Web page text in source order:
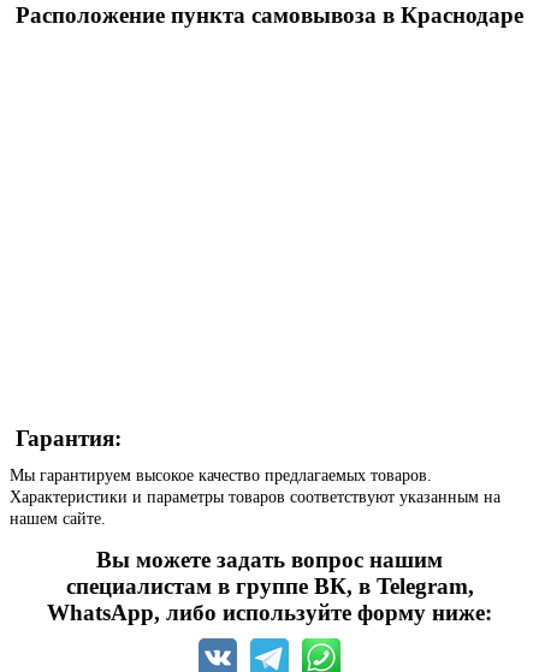
Расположение пункта самовывоза в Краснодаре
Гарантия:
Мы гарантируем высокое качество предлагаемых товаров.
Характеристики и параметры товаров соответствуют указанным на
нашем сайте.
Вы можете задать вопрос нашим
специалистам в группе ВК, в Telegram,
WhatsApp, либо используйте форму ниже: